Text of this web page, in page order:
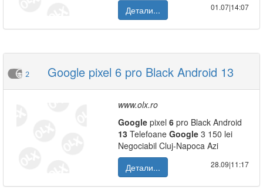
Детали...
01.07|14:07
2 Google pixel 6 pro Black Android 13
www.olx.ro
Google pixel 6 pro Black Android
13 Telefoane Google 3 150 lei
Negociabil Cluj-Napoca Azi
Детали...
28.09|11:17